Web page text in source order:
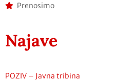
Prenosimo
Najave
POZIV – Javna tribina